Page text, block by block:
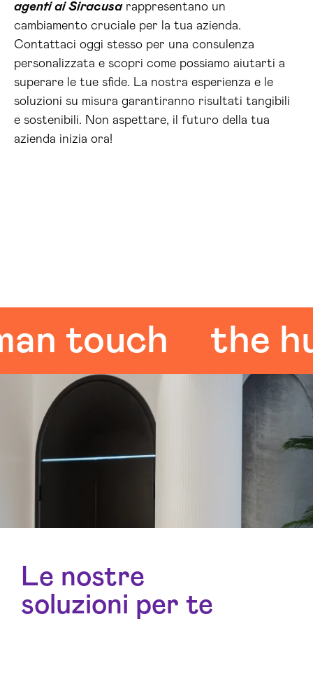
agenti ai Siracusarappresentano un
cambiamento cruciale per la tua azienda.
Contattaci oggi stesso per una consulenza
personalizzata e scopri come possiamo aiutarti a
superare le tue sfide. La nostra esperienza e le
soluzioni su misura garantiranno risultati tangibili
e sostenibili. Non aspettare, il futuro della tua
azienda inizia ora!
the
Le nostre
soluzioni per te